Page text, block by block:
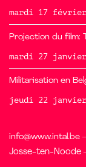
mardi 17 février
Projection du film:
mardi 27
Militarisation en
jeudi 22 janvier
info@www.intal.be
Josse-ten-Noode